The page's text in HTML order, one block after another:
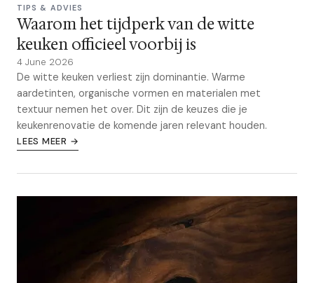
TIPS & ADVIES
Waarom het tijdperk van de witte
keuken officieel voorbij is
4 June 2026
De witte keuken verliest zijn dominantie. Warme
aardetinten, organische vormen en materialen met
textuur nemen het over. Dit zijn de keuzes die je
keukenrenovatie de komende jaren relevant houden.
LEES MEER →